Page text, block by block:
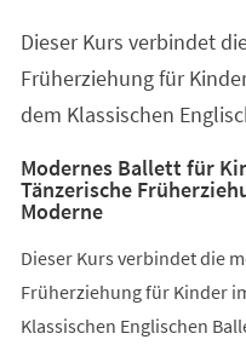
Dieser Kurs verbindet
Früherziehung für
dem Klassischen
Modernes Ballett für
Tänzerische
Moderne
Dieser Kurs verbindet die
Früherziehung für Kinder
Klassischen Englischen